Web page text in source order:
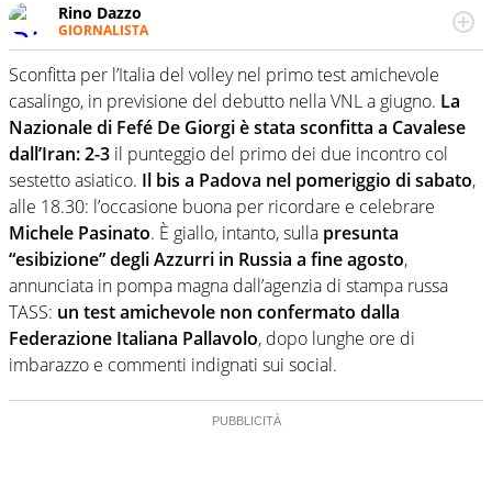
Rino Dazzo
GIORNALISTA
Se mai ci fosse modo di traslare il glossario del calcio in
una nicchia di esperti, lui ne farebbe parte. Non si perde
una svista arbitrale né gli umori social del mondo delle
curve
Sconfitta per l’Italia del volley nel primo test amichevole
casalingo, in previsione del debutto nella VNL a giugno. La
Nazionale di Fefé De Giorgi è stata sconfitta a Cavalese
dall’Iran: 2-3 il punteggio del primo dei due incontro col
sestetto asiatico. Il bis a Padova nel pomeriggio di sabato,
alle 18.30: l’occasione buona per ricordare e celebrare
Michele Pasinato. È giallo, intanto, sulla presunta
“esibizione” degli Azzurri in Russia a fine agosto,
annunciata in pompa magna dall’agenzia di stampa russa
TASS: un test amichevole non confermato dalla
Federazione Italiana Pallavolo, dopo lunghe ore di
imbarazzo e commenti indignati sui social.